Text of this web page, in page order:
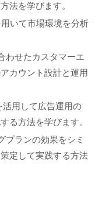
法を学びます。
いて市場環境を分析
わせたカスタマーエ
カウント設計と運用
活用して広告運用の
る方法を学びます。
プランの効果をシミ
定して実践する方法